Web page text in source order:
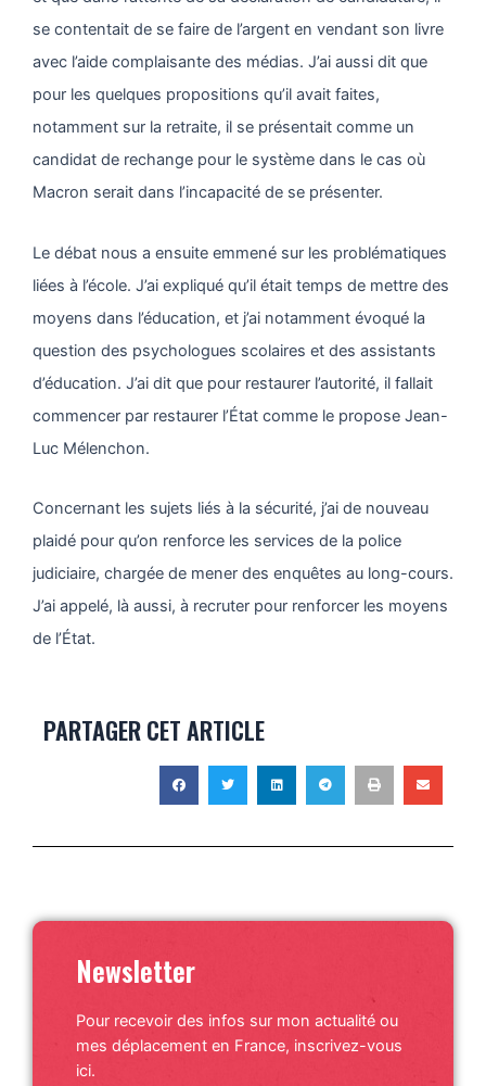
se contentait de se faire de l’argent en vendant son livre
avec l’aide complaisante des médias. J’ai aussi dit que
pour les quelques propositions qu’il avait faites,
notamment sur la retraite, il se présentait comme un
candidat de rechange pour le système dans le cas où
Macron serait dans l’incapacité de se présenter.
Le débat nous a ensuite emmené sur les problématiques
liées à l’école. J’ai expliqué qu’il était temps de mettre des
moyens dans l’éducation, et j’ai notamment évoqué la
question des psychologues scolaires et des assistants
d’éducation. J’ai dit que pour restaurer l’autorité, il fallait
commencer par restaurer l’État comme le propose Jean-
Luc Mélenchon.
Concernant les sujets liés à la sécurité, j’ai de nouveau
plaidé pour qu’on renforce les services de la police
judiciaire, chargée de mener des enquêtes au long-cours.
J’ai appelé, là aussi, à recruter pour renforcer les moyens
de l’État.
PARTAGER CET ARTICLE
Newsletter
Pour recevoir des infos sur mon actualité ou
mes déplacement en France, inscrivez-vous
ici.